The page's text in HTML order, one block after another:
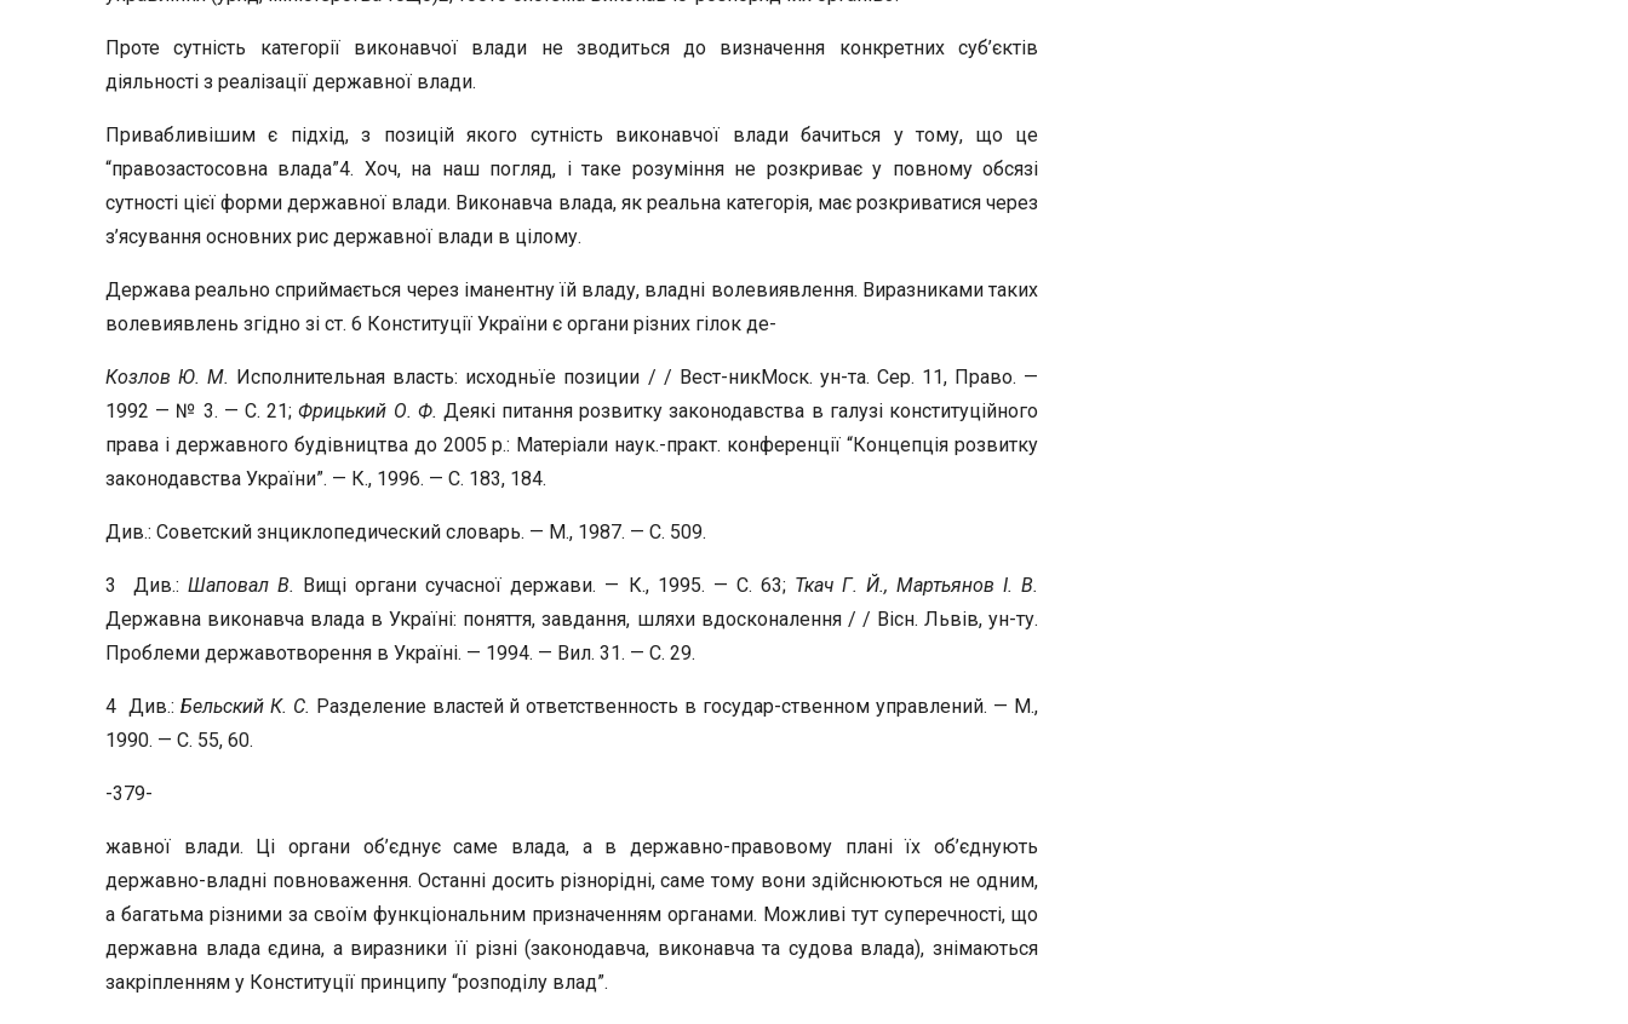
Проте сутність категорії виконавчої влади не зводиться до визначення конкретних суб’єктів
діяльності з реалізації державної влади.
Привабливішим є підхід, з позицій якого сутність виконавчої влади бачиться у тому, що це
“правозастосовна влада”4. Хоч, на наш погляд, і таке розуміння не розкриває у повному обсязі
сутності цієї форми державної влади. Виконавча влада, як реальна категорія, має розкриватися через
з’ясування основних рис державної влади в цілому.
Держава реально сприймається через іманентну їй владу, владні волевиявлення. Виразниками таких
волевиявлень згідно зі ст. 6 Конституції України є органи різних гілок де-
Козлов Ю. М. Исполнительная власть: исходньїе позиции / / Вест-никМоск. ун-та. Сер. 11, Право. —
1992 — № 3. — С. 21;Фрицький О. Ф. Деякі питання розвитку законодавства в галузі конституційного
права і державного будівництва до 2005 р.: Матеріали наук.-практ. конференції “Концепція розвитку
законодавства України”. — К., 1996. — С. 183, 184.
Див.: Советский знциклопедический словарь. — М., 1987. — С. 509.
3 Див.:Шаповал В. Вищі органи сучасної держави. — К., 1995. — С. 63; Ткач Г. Й., Мартьянов І. В.
Державна виконавча влада в Україні: поняття, завдання, шляхи вдосконалення / / Вісн. Львів, ун-ту.
Проблеми державотворення в Україні. — 1994. — Вил. 31. — С. 29.
4 Див.: Бельский К. С. Разделение властей й ответственность в государ-ственном управлений. — М.,
1990. — С. 55, 60.
-379-
жавної влади. Ці органи об’єднує саме влада, а в державно-правовому плані їх об’єднують
державно-владні повноваження. Останні досить різнорідні, саме тому вони здійснюються не одним,
а багатьма різними за своїм функціональним призначенням органами. Можливі тут суперечності, що
державна влада єдина, а виразники її різні (законодавча, виконавча та судова влада), знімаються
закріпленням у Конституції принципу “розподілу влад”.